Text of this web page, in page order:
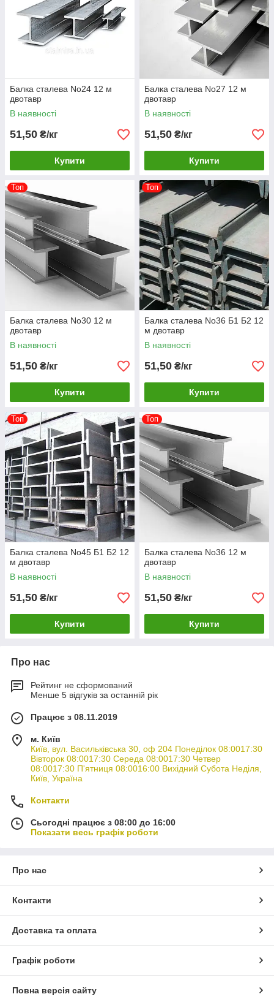
Балка сталева No24 12 м
двотавр
В наявності
51,50 ₴/кг
Купити
Балка сталева No27 12 м
двотавр
В наявності
51,50 ₴/кг
Купити
Топ
Балка сталева No30 12 м
двотавр
В наявності
51,50 ₴/кг
Купити
Топ
Балка сталева No36 Б1 Б2 12
м двотавр
В наявності
51,50 ₴/кг
Купити
Топ
Балка сталева No45 Б1 Б2 12
м двотавр
В наявності
51,50 ₴/кг
Купити
Топ
Балка сталева No36 12 м
двотавр
В наявності
51,50 ₴/кг
Купити
Про нас
Рейтинг не сформований
Менше 5 відгуків за останній рік
Працює з 08.11.2019
м. Київ
Київ, вул. Васильківська 30, оф 204 Понеділок 08:0017:30
Вівторок 08:0017:30 Середа 08:0017:30 Четвер
08:0017:30 П'ятниця 08:0016:00 Вихідний Субота Неділя,
Київ, Україна
Контакти
Сьогодні працює з 08:00 до 16:00
Показати весь графік роботи
Про нас
Контакти
Доставка та оплата
Графік роботи
Повна версія сайту